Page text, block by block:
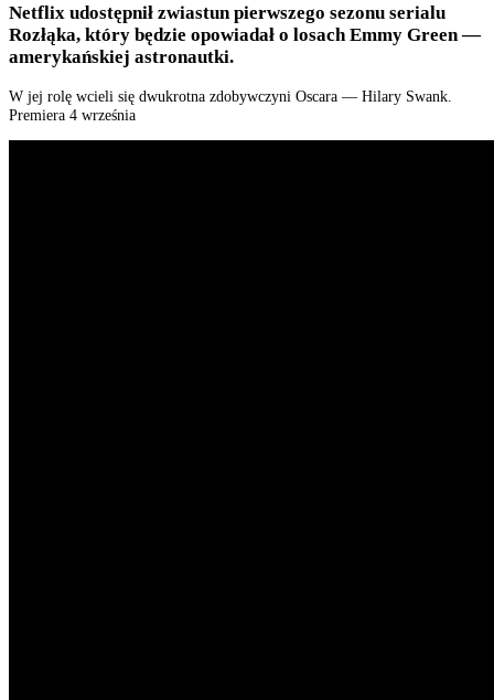
Netflix udostępnił zwiastun pierwszego sezonu serialu
Rozłąka, który będzie opowiadał o losach Emmy Green —
amerykańskiej astronautki.
W jej rolę wcieli się dwukrotna zdobywczyni Oscara — Hilary Swank
Premiera 4 września